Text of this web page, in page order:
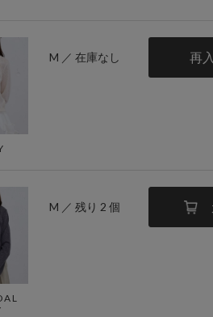
M ／ 在庫なし 再
M ／ 残り 2 個